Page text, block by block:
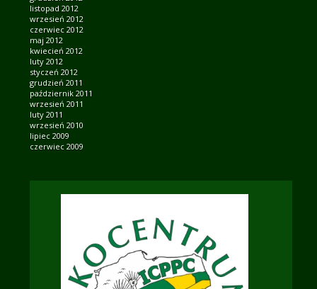
listopad 2012
wrzesień 2012
czerwiec 2012
maj 2012
kwiecień 2012
luty 2012
styczeń 2012
grudzień 2011
październik 2011
wrzesień 2011
luty 2011
wrzesień 2010
lipiec 2009
czerwiec 2009